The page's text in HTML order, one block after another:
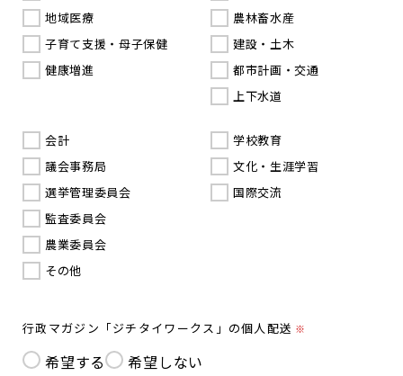
地域医療
子育て支援・母子保健
健康増進
農林畜水産
建設・土木
都市計画・交通
上下水道
会計
議会事務局
選挙管理委員会
監査委員会
農業委員会
その他
学校教育
文化・生涯学習
国際交流
行政マガジン「ジチタイワークス」の個人配送 ※
希望する 希望しない